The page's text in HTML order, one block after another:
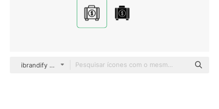
ibrandify Detailed Outline